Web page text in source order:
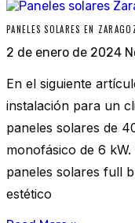
PANELES SOLARES EN
2 de enero de 2024
En el siguiente
instalación para un
paneles solares de
monofásico de 6
paneles solares full
estético